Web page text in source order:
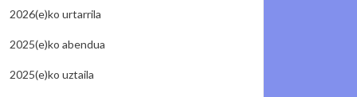
2026(e)ko urtarrila
2025(e)ko abendua
2025(e)ko uztaila